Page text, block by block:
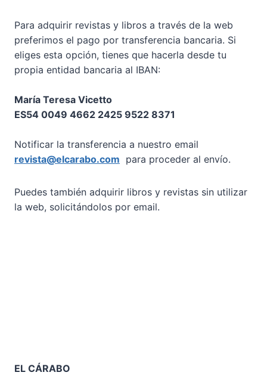
Para adquirir revistas y libros a través de la web
preferimos el pago por transferencia bancaria. Si
eliges esta opción, tienes que hacerla desde tu
propia entidad bancaria al IBAN:
María Teresa Vicetto
ES54 0049 4662 2425 9522 8371
Notificar la transferencia a nuestro email
revista@elcarabo.com para proceder al envío.
Puedes también adquirir libros y revistas sin utilizar
la web, solicitándolos por email.
EL CÁRABO